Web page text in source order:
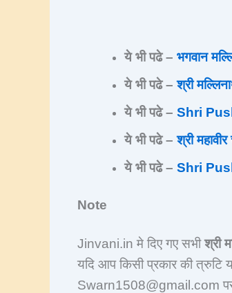
ये भी पढे – भगवान
ये भी पढे –श्री
ये भी पढे – Shri
ये भी पढे –श्री
ये भी पढे – Shri
Note
Jinvani.in मे दिए गए सभीश्री
यदि आप किसी प्रकार की त्रुटि
Swarn1508@gmail.com